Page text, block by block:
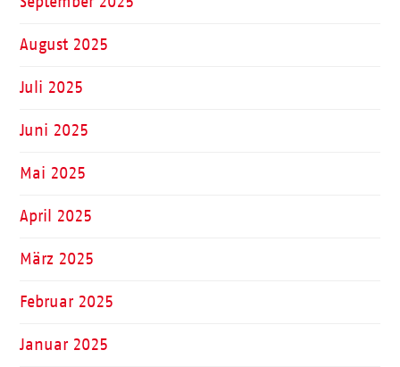
August 2025
Juli 2025
Juni 2025
Mai 2025
April 2025
März 2025
Februar 2025
Januar 2025